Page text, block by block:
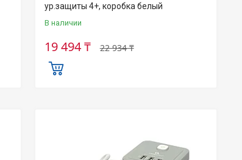
ур.защиты 4+, коробка белый
В наличии
22 934 ₸
19 494 ₸